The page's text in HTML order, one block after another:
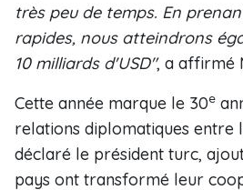
très peu de temps. En
rapides, nous atteindrons
10 milliards d'USD", a affirmé
Cette année marque le 30e
relations diplomatiques entre
déclaré le président turc,
pays ont transformé leur